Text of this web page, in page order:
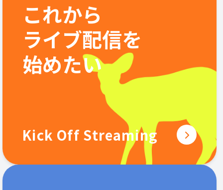
これから
ライブ配信を
始めたい
Kick Off Streaming